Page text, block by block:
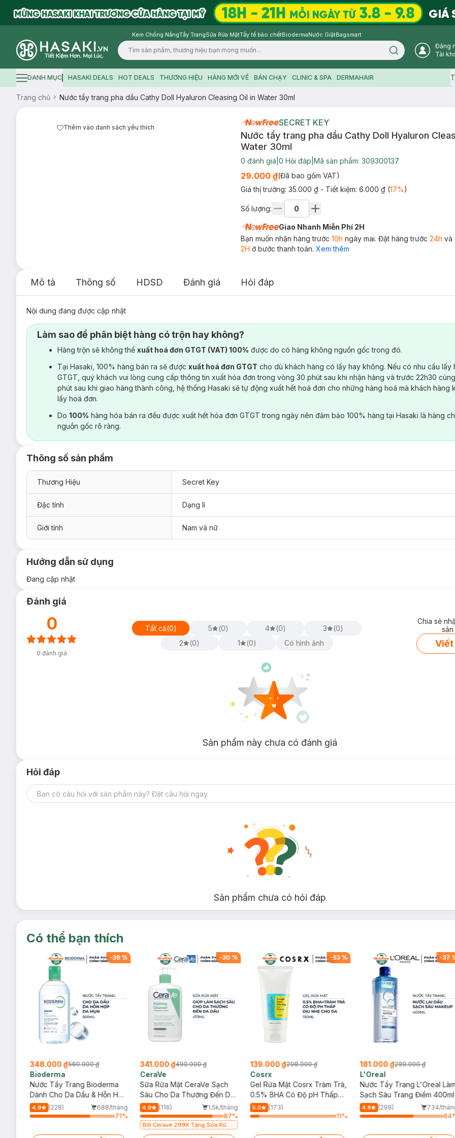
Kem Chống NắngTẩy TrangSữa Rửa MặtTẩy tế bào chếtBiodermaNước GiặtBagsmart
Logo
Search icon
Đăng
Tài
Hamburger icon
DANH MỤC HASAKI DEALS HOT DEALS THƯƠNG HIỆU HÀNG MỚI VỀ BÁN CHẠY CLINIC & SPA DERMAHAIR
Trang chủ Nước tẩy trang pha dầu Cathy Doll Hyaluron Cleasing Oil in Water 30ml
Thêm vào danh sách yêu thích SECRET KEY
Nước tẩy trang pha dầu Cathy Doll Hyaluron
Water 30ml
0 đánh giá 0 Hỏi đáp Mã sản phẩm: 309300137
29.000 ₫(Đã bao gồm VAT)
Giá thị trường: 35.000 ₫ - Tiết kiệm: 6.000 ₫(17%)
Số lượng:
Giao Nhanh Miễn Phí 2H
Bạn muốn nhận hàng trước 10h ngày mai. Đặt hàng trước 24h và
2H ở bước thanh toán. Xem thêm
Mô tả Thông số HDSD Đánh giá Hỏi đáp
Nội dung đang được cập nhật
Làm sao để phân biệt hàng có trộn hay không?
Hàng trộn sẽ không thể xuất hoá đơn GTGT (VAT) 100% được do có hàng không nguồn gốc trong đó.
Tại Hasaki, 100% hàng bán ra sẽ được xuất hoá đơn GTGT cho dù khách hàng có lấy hay không. Nếu có nhu cầu lấy
GTGT, quý khách vui lòng cung cấp thông tin xuất hóa đơn trong vòng 30 phút sau khi nhận hàng và trước 22h30
phút sau khi giao hàng thành công, hệ thống Hasaki sẽ tự động xuất hết hoá đơn cho những hàng hoá mà khách hàng
lấy hoá đơn.
Do 100% hàng hóa bán ra đều được xuất hết hóa đơn GTGT trong ngày nên đảm bảo 100% hàng tại Hasaki là hàng
nguồn gốc rõ ràng.
Thông số sản phẩm
Thương Hiệu Secret Key
Đặc tính Dạng lì
Giới tính Nam và nữ
Hướng dẫn sử dụng
Đang cập nhật
Đánh giá
0
0 đánh giá
Tất cả(0) 5 (0) 4 (0) 3 (0)
2
(0) 1 (0) Có hình ảnh
Chia sẻ
Viết
Sản phẩm này chưa có đánh giá
Hỏi đáp
Sản phẩm chưa có hỏi đáp
Có thể bạn thích
-38%
348.000 ₫560.000 ₫
Bioderma
Nước Tẩy Trang Bioderma
Dành Cho Da Dầu & Hỗn Hợp
500ml
4.9 (228)
688/tháng
71%
-30 %
341.000 ₫490.000 ₫
CeraVe
Sữa Rửa Mặt CeraVe Sạch
Sâu Cho Da Thường Đến Da
Dầu 473ml
4.9 (116)
1.5k/tháng
87%
Bill Cerave 299K Tặng Sữa Rửa
-53%
139.000 ₫298.000 ₫
Cosrx
Gel Rửa Mặt Cosrx Tràm Trà,
0.5% BHA Có Độ pH Thấp
150ml
5.0
(173)
11%
-37
181.000 ₫289.000 ₫
L'Oreal
Nước Tẩy Trang L'Oreal
Sạch Sâu Trang Điểm 400ml
4.8 (298)
734/
64